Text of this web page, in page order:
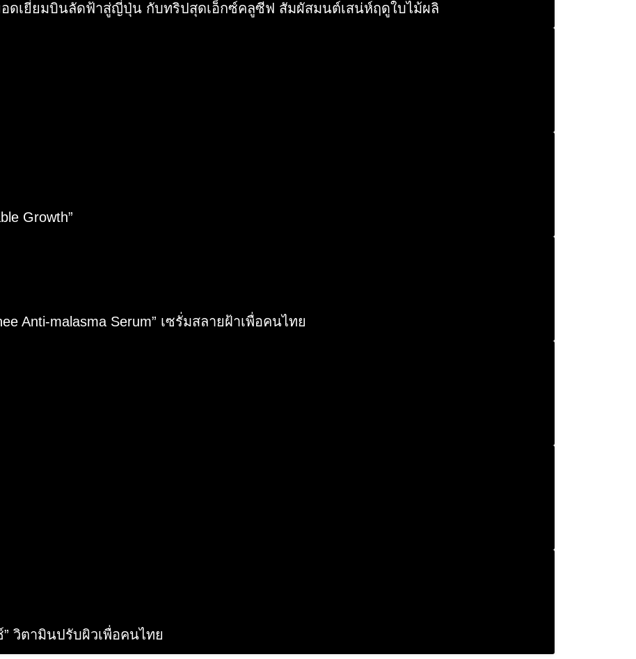
ดเยี่ยมบินลัดฟ้าสู่ญี่ปุ่น กับทริปสุดเอ็กซ์คลูซีฟ สัมผัสมนต์เสน่ห์ฤดูใบไม้ผลิ
Growth”
Anti-malasma Serum” เซรั่มสลายฝ้าเพื่อคนไทย
วิตามินปรับผิวเพื่อคนไทย